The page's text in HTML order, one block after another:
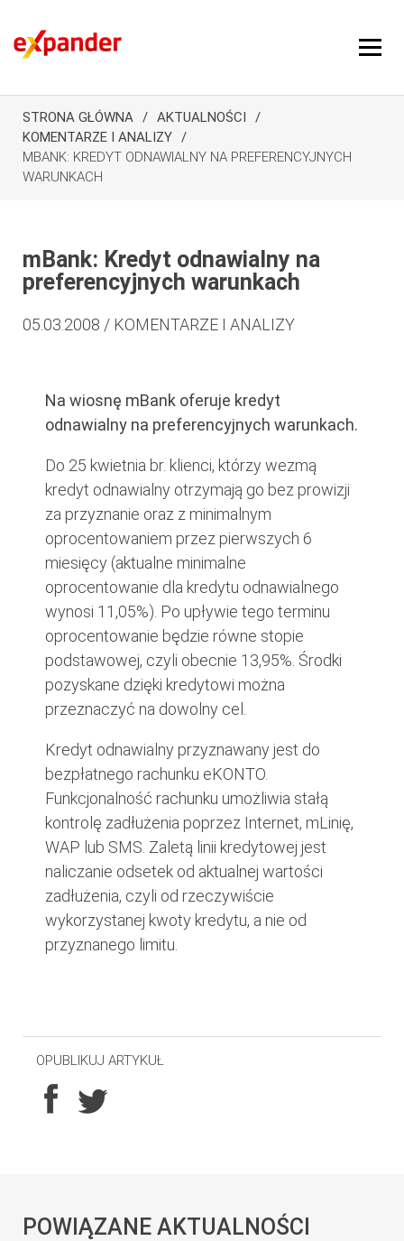
STRONA GŁÓWNA
AKTUALNOŚCI
KOMENTARZE I ANALIZY
MBANK: KREDYT ODNAWIALNY NA PREFERENCYJNYCH
WARUNKACH
mBank: Kredyt odnawialny na
preferencyjnych warunkach
05.03.2008 / KOMENTARZE I ANALIZY
Na wiosnę mBank oferuje kredyt
odnawialny na preferencyjnych warunkach.
Do 25 kwietnia br. klienci, którzy wezmą
kredyt odnawialny otrzymają go bez prowizji
za przyznanie oraz z minimalnym
oprocentowaniem przez pierwszych 6
miesięcy (aktualne minimalne
oprocentowanie dla kredytu odnawialnego
wynosi 11,05%). Po upływie tego terminu
oprocentowanie będzie równe stopie
podstawowej, czyli obecnie 13,95%. Środki
pozyskane dzięki kredytowi można
przeznaczyć na dowolny cel.
Kredyt odnawialny przyznawany jest do
bezpłatnego rachunku eKONTO.
Funkcjonalność rachunku umożliwia stałą
kontrolę zadłużenia poprzez Internet, mLinię,
WAP lub SMS. Zaletą linii kredytowej jest
naliczanie odsetek od aktualnej wartości
zadłużenia, czyli od rzeczywiście
wykorzystanej kwoty kredytu, a nie od
przyznanego limitu.
OPUBLIKUJ ARTYKUŁ
POWIĄZANE AKTUALNOŚCI